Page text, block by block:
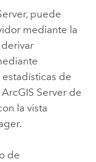
, puede
mediante la
de
ArcGIS Serverde
la vista
de